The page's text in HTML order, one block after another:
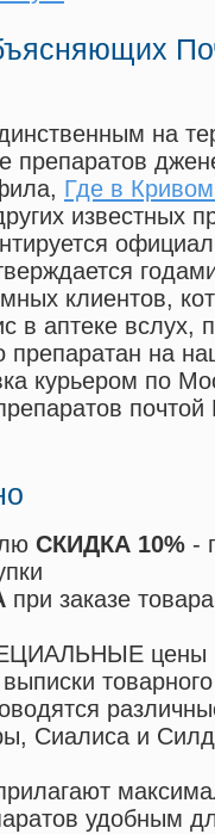
на
препаратов
, Где в
известных
клиентов,
в аптеке вслух,
препаратан на
курьером по
СКИДКА 10% -
при заказе
цены
Сиалиса и
удобным